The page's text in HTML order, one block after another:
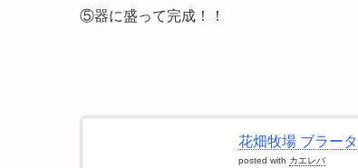
⑤器に盛って完成！！
花畑牧場 ブラー
posted with カエレバ